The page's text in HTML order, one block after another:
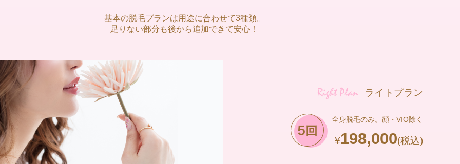
基本の脱毛プランは用途に合わせて3種類。
足りない部分も後から追加できて安心！
ライトプラン
全身脱毛のみ。顔・VIO除く
¥198,000(税込)